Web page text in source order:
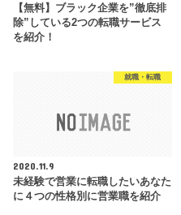
【無料】ブラック企業を”徹底排
除”している2つの転職サービス
を紹介！
就職・転職
2020.11.9
未経験で営業に転職したいあなた
に４つの性格別に営業職を紹介